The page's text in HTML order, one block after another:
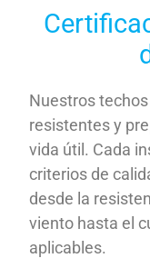
Nuestros
resistentes y
vida útil. Cada
criterios de
desde la
viento hasta el
aplicables.